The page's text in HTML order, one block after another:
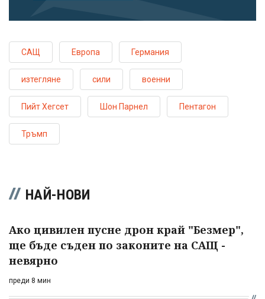
САЩ Европа Германия
изтегляне сили военни
Пийт Хегсет Шон Парнел Пентагон
Тръмп
НАЙ-НОВИ
Ако цивилен пусне дрон край "Безмер",
ще бъде съден по законите на САЩ -
невярно
преди 8 мин